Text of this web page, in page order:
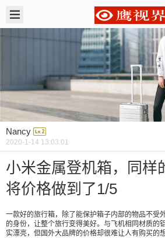
Nancy
2020-1-14 13:03:01
小米金属登机箱，同样
将价格做到了1/5
一款好的旅行箱，除了能保护箱子内部的物品不受
的身份，让整个旅行变得美好。与飞机相同材质的
实漂亮，但国外大品牌的价格却很难让人有购买的
Nancy @ 鹰视界
小米金属登机箱，同样
价格做到了1/5